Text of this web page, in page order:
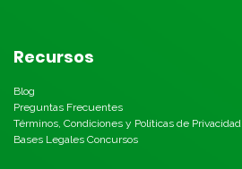
Recursos
Blog
Preguntas Frecuentes
Términos, Condiciones y Políticas de Privacidad
Bases Legales Concursos